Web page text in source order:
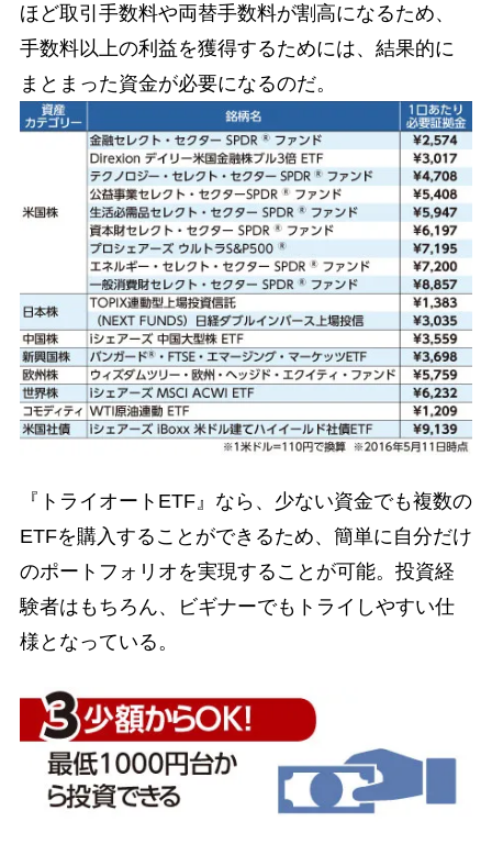
ほど取引手数料や両替手数料が割高になるため、
手数料以上の利益を獲得するためには、結果的に
まとまった資金が必要になるのだ。
『トライオートETF』なら、少ない資金でも複数の
ETFを購入することができるため、簡単に自分だけ
のポートフォリオを実現することが可能。投資経
験者はもちろん、ビギナーでもトライしやすい仕
様となっている。